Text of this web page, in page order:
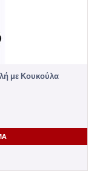
με Κουκούλα